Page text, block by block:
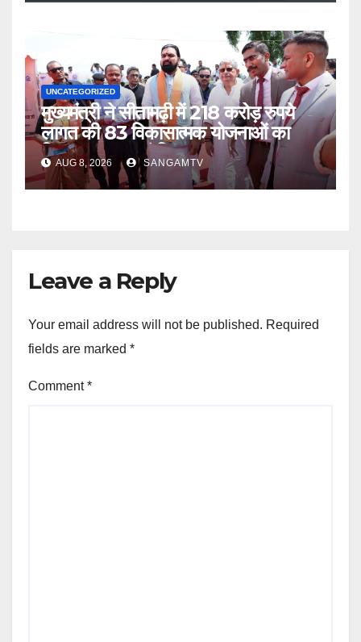
UNCATEGORIZED
मुख्यमंत्री ने सीतामढ़ी में 218 करोड़ रुपये
लागत की 83 विकासात्मक योजनाओं का
किया उद्घाटन एवं शिलान्यास
AUG 8, 2026 SANGAMTV
Leave a Reply
Your email address will not be published. Required
fields are marked *
Comment*